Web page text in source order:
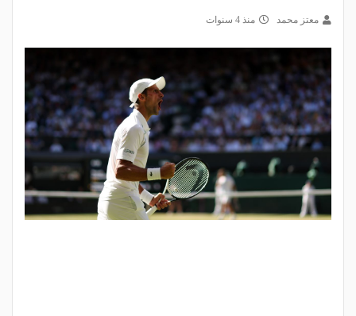
معتز محمد منذ 4 سنوات